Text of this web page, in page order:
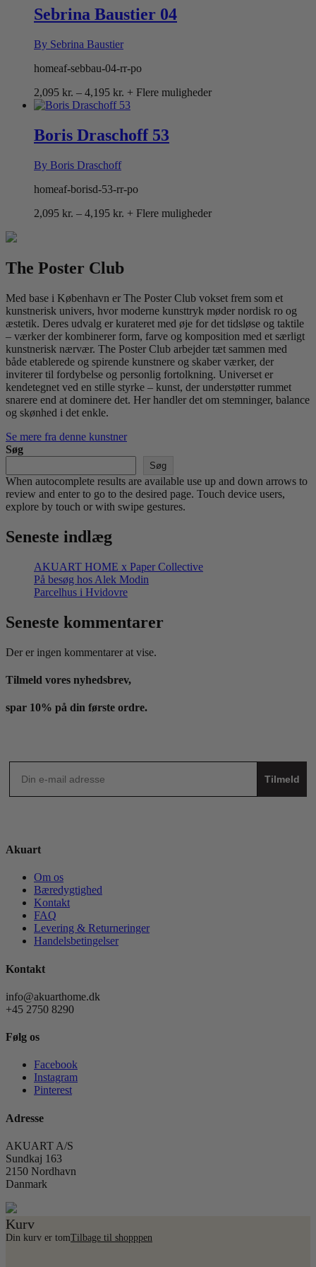
4,195 kr.
Sebrina Baustier 04
By Sebrina Baustier
homeaf-sebbau-04-rr-po
2,095 kr. – 4,195 kr. Prisinterval:
2,095 kr.
4,195 kr.
+ Flere muligheder
Boris Draschoff 53
By Boris Draschoff
homeaf-borisd-53-rr-po
2,095 kr. – 4,195 kr. Prisinterval:
+ Flere muligheder
The Poster Club
Med base i København er The Poster Club vokset frem som et
kunstnerisk univers, hvor moderne kunsttryk møder nordisk ro og
æstetik. Deres udvalg er kurateret med øje for det tidsløse og taktile
– værker der kombinerer form, farve og komposition med et særligt
kunstnerisk nærvær. The Poster Club arbejder tæt sammen med
både etablerede og spirende kunstnere og skaber værker, der
inviterer til fordybelse og personlig fortolkning. Universet er
kendetegnet ved en stille styrke – kunst, der understøtter rummet
snarere end at dominere det. Her handler det om stemninger, balance
og skønhed i det enkle.
Se mere fra denne kunstner
Søg
Søg
When autocomplete results are available use up and down arrows to
review and enter to go to the desired page. Touch device users,
explore by touch or with swipe gestures.
Seneste indlæg
AKUART HOME x Paper Collective
På besøg hos Alek Modin
Parcelhus i Hvidovre
Seneste kommentarer
Der er ingen kommentarer at vise.
Tilmeld vores nyhedsbrev,
spar 10% på din første ordre.
Tilmeld
Akuart
Om os
Bæredygtighed
Kontakt
FAQ
Levering & Returneringer
Handelsbetingelser
Kontakt
info@akuarthome.dk
+45 2750 8290
Følg os
Facebook
Instagram
Pinterest
Adresse
AKUART A/S
Sundkaj 163
2150 Nordhavn
Danmark
Kurv
Din kurv er tomTilbage til shopppen